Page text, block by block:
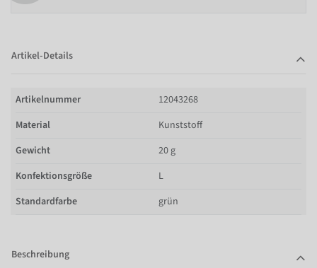
Artikel-Details
Artikelnummer
12043268
Material
Kunststoff
Gewicht
20 g
Konfektionsgröße
L
Standardfarbe
grün
Beschreibung